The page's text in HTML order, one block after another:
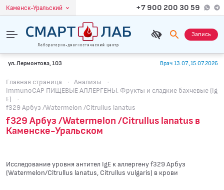
Каменск-Уральский +7 900 200 30 59
Запись
ул. Лермонтова, 103 Врач 13.07.,15.07.2026
Главная страница · Анализы
·
ImmunoCAP ПИЩЕВЫЕ АЛЛЕРГЕНЫ. Фрукты и сладкие бахчевые (Ig
E)
·
f329 Арбуз /Watermelon /Citrullus lanatus
f329 Арбуз /Watermelon /Citrullus lanatus в
Каменске-Уральском
Исследование уровня антител IgE к аллергену f329 Арбуз
(Watermelon/Citrullus lanatus, Citrullus vulgaris) в крови